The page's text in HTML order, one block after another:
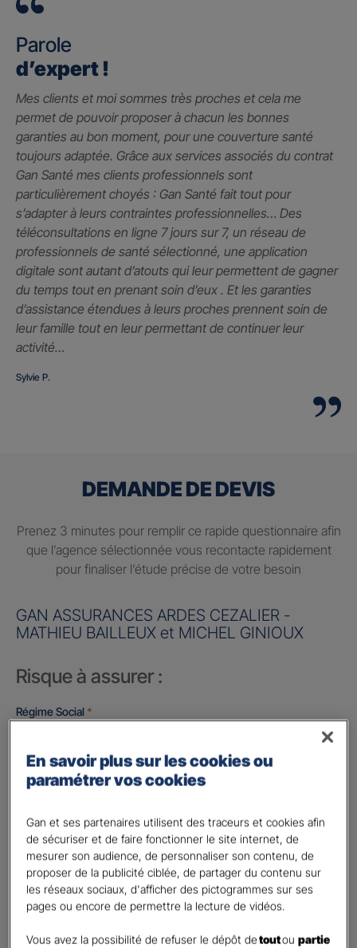
Parole
d’expert !
Mes clients et moi sommes très proches et cela me
permet de pouvoir proposer à chacun les bonnes
garanties au bon moment, pour une couverture santé
toujours adaptée. Grâce aux services associés du contrat
Gan Santé mes clients professionnels sont
particulièrement choyés : Gan Santé fait tout pour
s’adapter à leurs contraintes professionnelles… Des
téléconsultations en ligne 7 jours sur 7, un réseau de
professionnels de santé sélectionné, une application
digitale sont autant d’atouts qui leur permettent de gagner
du temps tout en prenant soin d’eux . Et les garanties
d’assistance étendues à leurs proches prennent soin de
leur famille tout en leur permettant de continuer leur
activité…
Sylvie P.
DEMANDE DE DEVIS
Prenez 3 minutes pour remplir ce rapide questionnaire afin
que l’agence sélectionnée vous recontacte rapidement
pour finaliser l’étude précise de votre besoin
GAN ASSURANCES ARDES CEZALIER -
MATHIEU BAILLEUX et MICHEL GINIOUX
Risque à assurer :
Régime Social *
Régime des travailleurs non - salariés
Régime Agricole
Bénéficiaire(s) *
Moi
Conjoint
Enfant(s)
à les déclarer à votre Agent.
En savoir plus sur les cookies ou
paramétrer vos cookies
Gan et ses partenaires utilisent des traceurs et cookies afin
de sécuriser et de faire fonctionner le site internet, de
mesurer son audience, de personnaliser son contenu, de
proposer de la publicité ciblée, de partager du contenu sur
les réseaux sociaux, d'afficher des pictogrammes sur ses
pages ou encore de permettre la lecture de vidéos.
Vous avez la possibilité de refuser le dépôt detoutoupartie